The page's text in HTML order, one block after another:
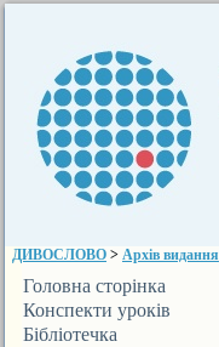
ДИВОСЛОВО > Архів видання
Головна сторінка
Конспекти уроків
Бібліотечка